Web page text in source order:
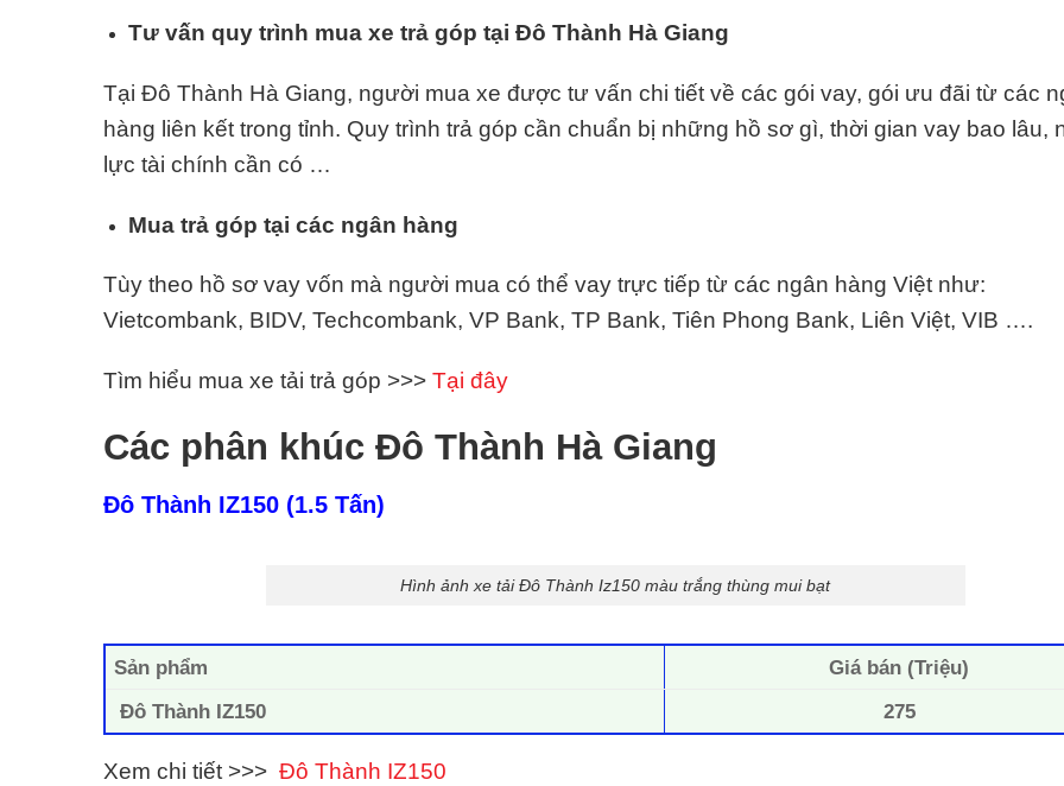
Tư vấn quy trình mua xe trả góp tại Đô Thành Hà Giang
Tại Đô Thành Hà Giang, người mua xe được tư vấn chi tiết về các gói vay, gói ưu đãi từ các
hàng liên kết trong tỉnh. Quy trình trả góp cần chuẩn bị những hồ sơ gì, thời gian vay bao lâu,
lực tài chính cần có …
Mua trả góp tại các ngân hàng
Tùy theo hồ sơ vay vốn mà người mua có thể vay trực tiếp từ các ngân hàng Việt như:
Vietcombank, BIDV, Techcombank, VP Bank, TP Bank, Tiên Phong Bank, Liên Việt, VIB ….
Tìm hiểu mua xe tải trả góp >>> Tại đây
Các phân khúc Đô Thành Hà Giang
Đô Thành IZ150 (1.5 Tấn)
Hình ảnh xe tải Đô Thành Iz150 màu trắng thùng mui bạt
Sản phẩm
Giá bán (Triệu)
Đô Thành IZ150
275
Xem chi tiết >>> Đô Thành IZ150